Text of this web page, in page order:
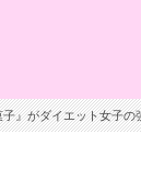
子』がダイエット女子